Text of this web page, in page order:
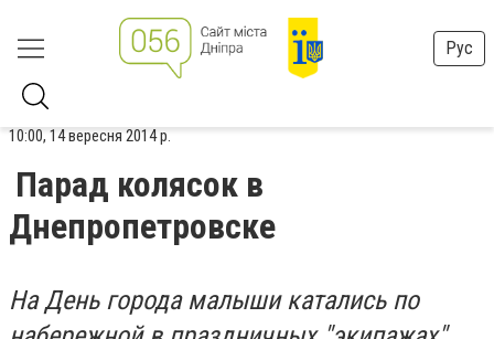
Рус
10:00, 14 вересня 2014 р.
Парад колясок в
Днепропетровске
На День города малыши катались по